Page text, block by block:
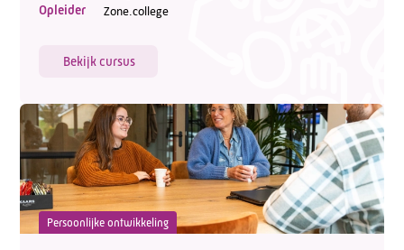
Opleider Zone.college
Bekijk cursus
Persoonlijke ontwikkeling